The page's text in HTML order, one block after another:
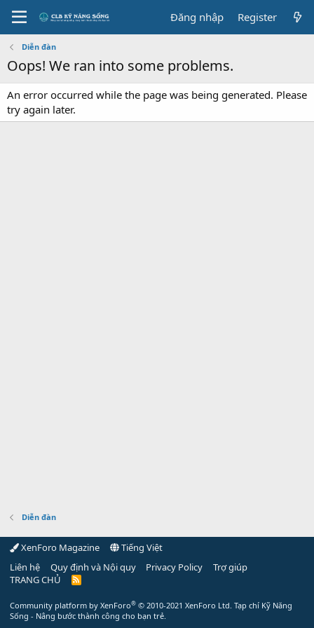
Đăng nhập Register
Diễn đàn
Oops! We ran into some problems.
An error occurred while the page was being generated. Please
try again later.
Diễn đàn
XenForo Magazine
Tiếng Việt
Liên hệ
Quy định và Nội quy Privacy Policy
Trợ giúp
TRANG CHỦ
R
Community platform by XenForo® © 2010-2021 XenForo Ltd. Tạp chí Kỹ Năng
Sống - Nâng bước thành công cho bạn trẻ.